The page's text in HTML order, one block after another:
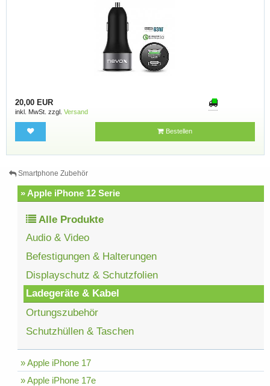
20,00 EUR
inkl. MwSt. zzgl. Versand
Bestellen
Smartphone Zubehör
» Apple iPhone 12 Serie
Alle Produkte
Audio & Video
Befestigungen & Halterungen
Displayschutz & Schutzfolien
Ladegeräte & Kabel
Ortungszubehör
Schutzhüllen & Taschen
» Apple iPhone 17
» Apple iPhone 17e